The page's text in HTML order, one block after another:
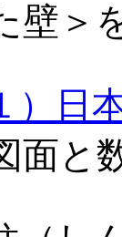
壁＞
）日
面と